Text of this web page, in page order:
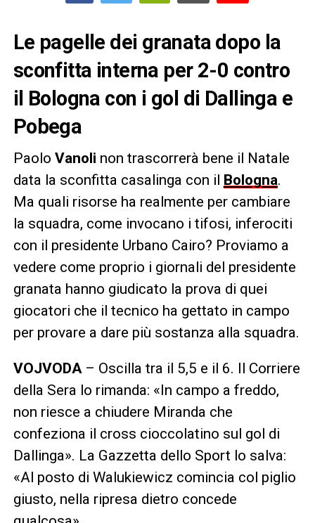
Le pagelle dei granata dopo la
sconfitta interna per 2-0 contro
il Bologna con i gol di Dallinga e
Pobega
Paolo Vanoli non trascorrerà bene il Natale
data la sconfitta casalinga con il Bologna.
Ma quali risorse ha realmente per cambiare
la squadra, come invocano i tifosi, inferociti
con il presidente Urbano Cairo? Proviamo a
vedere come proprio i giornali del presidente
granata hanno giudicato la prova di quei
giocatori che il tecnico ha gettato in campo
per provare a dare più sostanza alla squadra.
VOJVODA– Oscilla tra il 5,5 e il 6. Il Corriere
della Sera lo rimanda: «In campo a freddo,
non riesce a chiudere Miranda che
confeziona il cross cioccolatino sul gol di
Dallinga». La Gazzetta dello Sport lo salva:
«Al posto di Walukiewicz comincia col piglio
giusto, nella ripresa dietro concede